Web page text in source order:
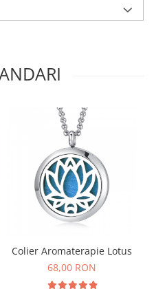
Colier Aromaterapie Lotus
68,00 RON